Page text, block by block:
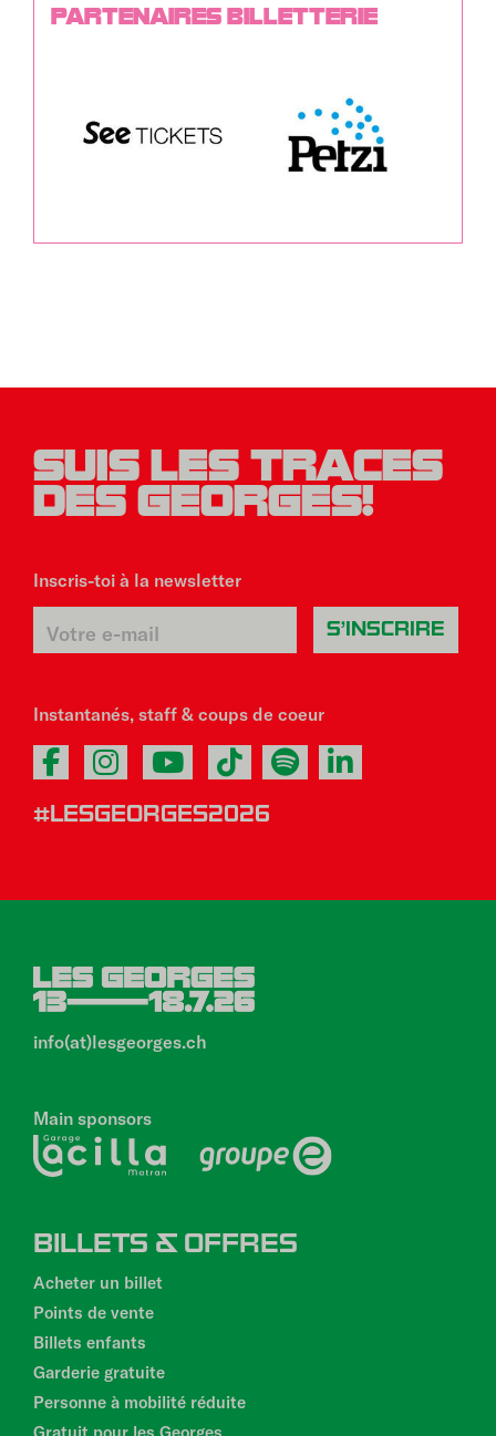
PARTENAIRES BILLETTERIE
SUIS LES TRACES
DES GEORGES!
Inscris-toi à la newsletter
Instantanés, staff & coups de coeur
#LESGEORGES2026
info(at)lesgeorges.ch
Main sponsors
DE
PAGE
BILLETS & OFFRES
Acheter un billet
Points de vente
Billets enfants
Garderie gratuite
Personne à mobilité réduite
Gratuit pour les Georges